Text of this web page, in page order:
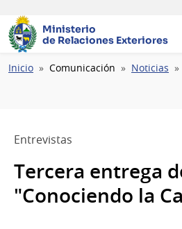
Ministerio
de Relaciones Exteriores
Ruta
Inicio Comunicación Noticias
Entrevistas
Tercera entrega
"Conociendo la